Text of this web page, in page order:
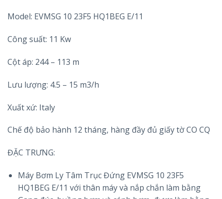
Model: EVMSG 10 23F5 HQ1BEG E/11
Công suất: 11 Kw
Cột áp: 244 – 113 m
Lưu lượng: 4.5 – 15 m3/h
Xuất xứ: Italy
Chế độ bảo hành 12 tháng, hàng đầy đủ giấy tờ CO CQ
ĐẶC TRƯNG:
Máy Bơm Ly Tâm Trục Đứng EVMSG 10 23F5
HQ1BEG E/11 với thân máy và nắp chắn làm bằng